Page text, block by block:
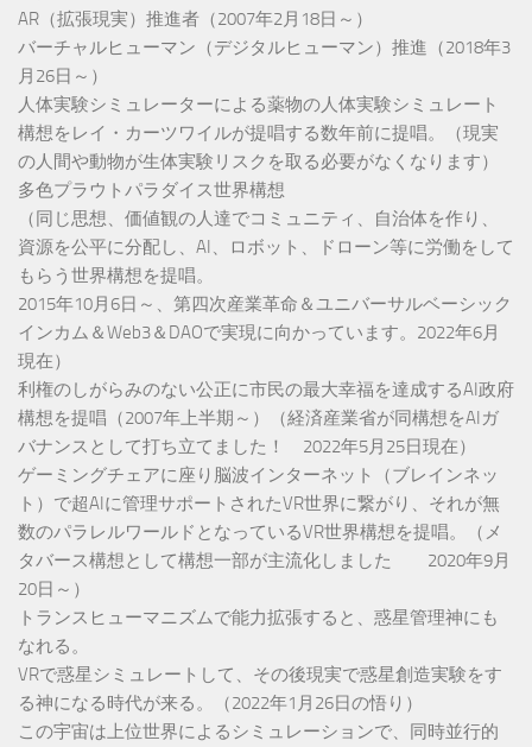
AR（拡張現実）推進者（2007年2月18日～）
バーチャルヒューマン（デジタルヒューマン）推進（2018年3
月26日～）
人体実験シミュレーターによる薬物の人体実験シミュレート
構想をレイ・カーツワイルが提唱する数年前に提唱。（現実
の人間や動物が生体実験リスクを取る必要がなくなります）
多色プラウトパラダイス世界構想
（同じ思想、価値観の人達でコミュニティ、自治体を作り、
資源を公平に分配し、AI、ロボット、ドローン等に労働をして
もらう世界構想を提唱。
2015年10月6日～、第四次産業革命＆ユニバーサルベーシック
インカム＆Web3＆DAOで実現に向かっています。2022年6月
現在）
利権のしがらみのない公正に市民の最大幸福を達成するAI政府
構想を提唱（2007年上半期～）（経済産業省が同構想をAIガ
バナンスとして打ち立てました！ 2022年5月25日現在）
ゲーミングチェアに座り脳波インターネット（ブレインネッ
ト）で超AIに管理サポートされたVR世界に繋がり、それが無
数のパラレルワールドとなっているVR世界構想を提唱。（メ
タバース構想として構想一部が主流化しました 2020年9月
20日～）
トランスヒューマニズムで能力拡張すると、惑星管理神にも
なれる。
VRで惑星シミュレートして、その後現実で惑星創造実験をす
る神になる時代が来る。（2022年1月26日の悟り）
この宇宙は上位世界によるシミュレーションで、同時並行的